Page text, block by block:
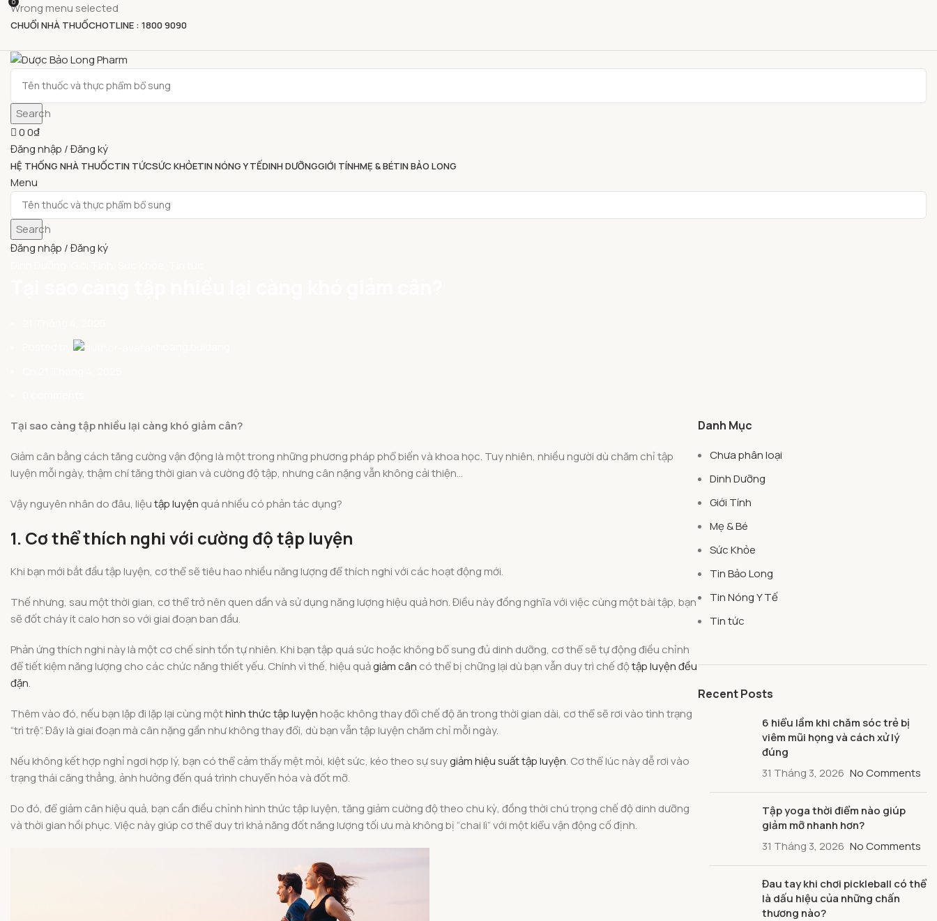
Wrong menu selected
CHUỔI NHÀ THUỐCHOTLINE : 1800 9090
Search
00₫
Đăng nhập / Đăng ký
HỆ THỐNG NHÀ THUỐCTIN TỨCSỨC KHỎETIN NÓNG Y TẾDINH DƯỠNGGIỚI TÍNHMẸ & BÉTIN BẢO LONG
Menu
Search
Đăng nhập / Đăng ký
Tại sao càng tập nhiều lại càng khó giảm cân?
Giảm cân bằng cách tăng cường vận động là một trong những phương pháp phổ biến và khoa học. Tuy nhiên, nhiều người dù chăm chỉ tập
luyện mỗi ngày, thậm chí tăng thời gian và cường độ tập, nhưng cân nặng vẫn không cải thiện…
Vậy nguyên nhân do đâu, liệutập luyện quá nhiều có phản tác dụng?
1. Cơ thể thích nghi với cường độ tập luyện
Khi bạn mới bắt đầu tập luyện, cơ thể sẽ tiêu hao nhiều năng lượng để thích nghi với các hoạt động mới.
Thế nhưng, sau một thời gian, cơ thể trở nên quen dần và sử dụng năng lượng hiệu quả hơn. Điều này đồng nghĩa với việc cùng một bài tập, bạn
sẽ đốt cháy ít calo hơn so với giai đoạn ban đầu.
Phản ứng thích nghi này là một cơ chế sinh tồn tự nhiên. Khi bạn tập quá sức hoặc không bổ sung đủ dinh dưỡng, cơ thể sẽ tự động điều chỉnh
để tiết kiệm năng lượng cho các chức năng thiết yếu. Chính vì thế, hiệu quảgiảm cân có thể bị chững lại dù bạn vẫn duy trì chế độtập luyện đều
đặn.
Thêm vào đó, nếu bạn lặp đi lặp lại cùng mộthình thức tập luyện hoặc không thay đổi chế độ ăn trong thời gian dài, cơ thể sẽ rơi vào tình trạng
“trì trệ”. Đây là giai đoạn mà cân nặng gần như không thay đổi, dù bạn vẫn tập luyện chăm chỉ mỗi ngày.
Nếu không kết hợp nghỉ ngơi hợp lý, bạn có thể cảm thấy mệt mỏi, kiệt sức, kéo theo sự suygiảm hiệu suất tập luyện. Cơ thể lúc này dễ rơi vào
trạng thái căng thẳng, ảnh hưởng đến quá trình chuyển hóa và đốt mỡ.
Do đó, để giảm cân hiệu quả, bạn cần điều chỉnh hình thức tập luyện, tăng giảm cường độ theo chu kỳ, đồng thời chú trọng chế độ dinh dưỡng
và thời gian hồi phục. Việc này giúp cơ thể duy trì khả năng đốt năng lượng tối ưu mà không bị “chai lì” với một kiểu vận động cố định.
Danh Mục
Chưa phân loại
Dinh Dưỡng
Giới Tính
Mẹ & Bé
Sức Khỏe
Tin Bảo Long
Tin Nóng Y Tế
Tin tức
Recent Posts
6 hiểu lầm khi chăm sóc trẻ bị
viêm mũi họng và cách xử lý
đúng
31 Tháng 3, 2026 No Comments
Tập yoga thời điểm nào giúp
giảm mỡ nhanh hơn?
31 Tháng 3, 2026 No Comments
Đau tay khi chơi pickleball có thể
là dấu hiệu của những chấn
thương nào?